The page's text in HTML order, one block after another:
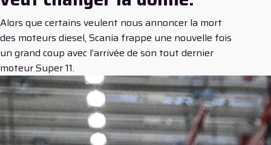
Alors que certains veulent nous annoncer la mort
des moteurs diesel, Scania frappe une nouvelle fois
un grand coup avec l’arrivée de son tout dernier
moteur Super 11.